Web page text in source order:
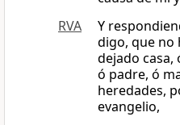
RVA
Y
digo, que no
dejado casa,
ó padre, ó
heredades,
evangelio,